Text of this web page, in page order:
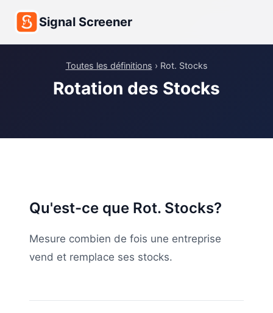
Signal Screener
Toutes les définitions › Rot. Stocks
Rotation des Stocks
Qu'est-ce que Rot. Stocks?
Mesure combien de fois une entreprise
vend et remplace ses stocks.